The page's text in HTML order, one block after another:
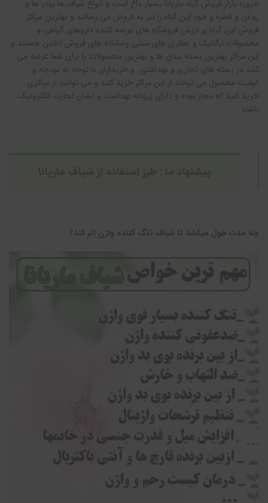
امروزه بازار فروش گیاه ماریانا بسیار داغ است و انواع شیاف ها پودر ها و
روغن و قطره و خود این گیاه را نیز به فروش می رسانند و بهترین مراکز
فروش این گیاه پر ارزش فروشگاه های عرضه کننده داروهای گیاهی و
محصولات ارگانیک و عطاری های سنتی وسامانه های فروش انلاین هستند و
این مراکز بهترین بسته بندی ها و بهترین محصولات را برای شما عرضه می
کنند در بسته های تجاری و بهداشتی و خریداران با توجه به بودجه و
کیفیت محصول می توانند از این مراکز خرید کنند و می توانید از مراکزی
خرید کنید که مجاز بوده و دارای پروانه بهداشت و نشان تجارت الکترونیک
باشند
چه مدت طول میکشد تا شیاف تنگ کننده واژن اثر کند؟